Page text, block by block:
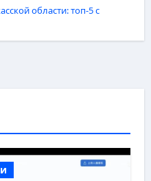
области: топ-5 с